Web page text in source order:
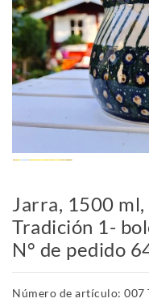
Jarra, 1500
Tradición 1-
N° de pedido
Número de artículo: 007